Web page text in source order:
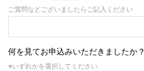
ご質問などございましたらご記入ください
何を見てお申込みいただきましたか？
※いずれかを選択してください